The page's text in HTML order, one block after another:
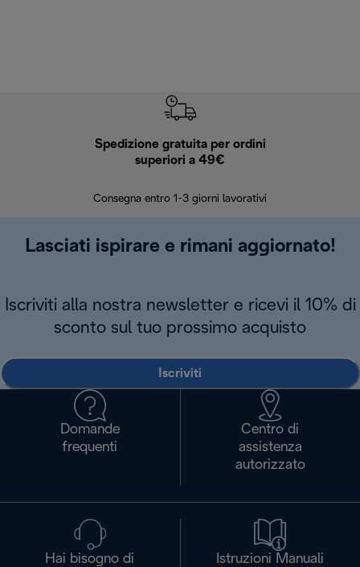
Spedizione gratuita per ordini
superiori a 49€
Consegna entro 1-3 giorni lavorativi
Lasciati ispirare e rimani aggiornato!
Iscriviti alla nostra newsletter e ricevi il 10% di
sconto sul tuo prossimo acquisto
Iscriviti
Domande
frequenti
Centro di
assistenza
autorizzato
Hai bisogno di Istruzioni Manuali